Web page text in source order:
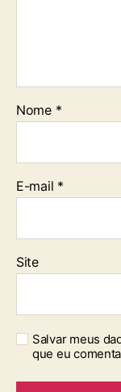
Nome *
E-mail *
Site
Salvar meus
que eu